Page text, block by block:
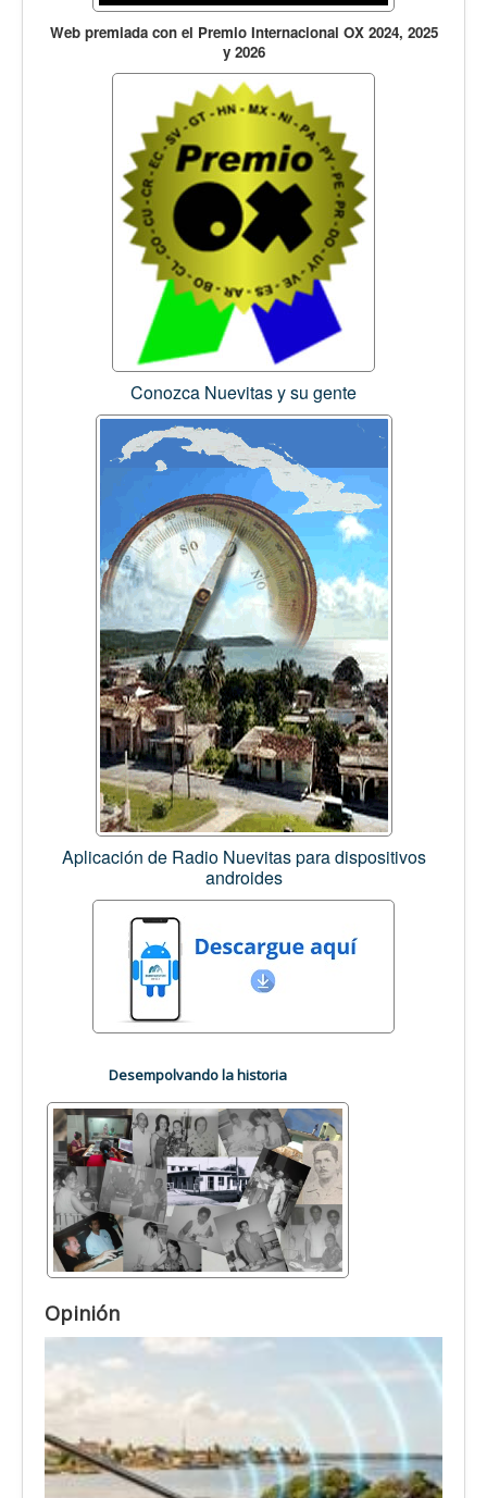
Web premiada con el Premio Internacional OX 2024, 2025
y 2026
Conozca Nuevitas y su gente
Aplicación de Radio Nuevitas para dispositivos
androides
Desempolvando la historia
Opinión